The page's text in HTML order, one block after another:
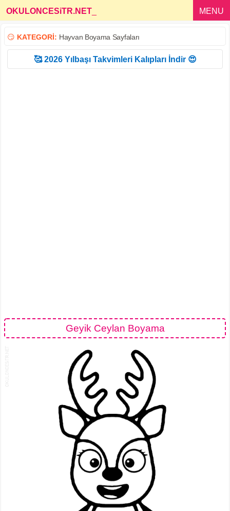
OKULONCESiTR.NET MENU
😏 KATEGORİ: Hayvan Boyama Sayfaları
🥰 2026 Yılbaşı Takvimleri Kalıpları İndir 😍
Geyik Ceylan Boyama